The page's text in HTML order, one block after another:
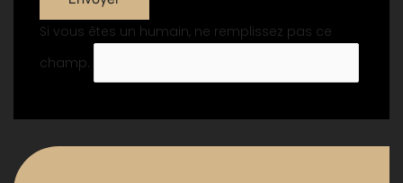
Si vous êtes un humain, ne remplissez pas ce
champ.